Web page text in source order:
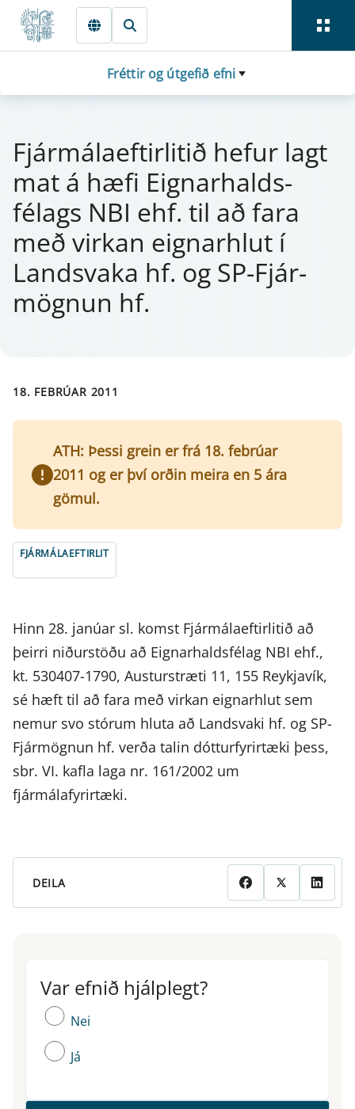
Fara beint í Meginmál
Fréttir og útgefið efni
Fjá­r­mála­eft­i­r­litið hef­ur lagt
mat á hæfi Eign­ar­halds­
félags NBI ehf. til að fara
með virk­an eign­ar­hlut í
Landsvaka hf. og SP-Fjá­r­
mögn­un hf.
18. FEBRÚAR 2011
ATH: Þessi grein er frá 18. febrúar
2011 og er því orðin meira en 5 ára
gömul.
FJÁRMÁLAEFTIRLIT
Hinn 28. janúar sl. komst Fjármálaeftirlitið að
þeirri niðurstöðu að Eignarhaldsfélag NBI ehf.,
kt. 530407-1790, Austurstræti 11, 155 Reykjavík,
sé hæft til að fara með virkan eignarhlut sem
nemur svo stórum hluta að Landsvaki hf. og SP-
Fjármögnun hf. verða talin dótturfyrirtæki þess,
sbr. VI. kafla laga nr. 161/2002 um
fjármálafyrirtæki.
DEILA
Var efnið hjálplegt?
Var efnið hjálplegt?
Nei
Já